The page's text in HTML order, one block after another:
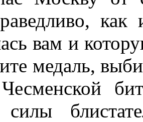
вам и
медаль,
силы